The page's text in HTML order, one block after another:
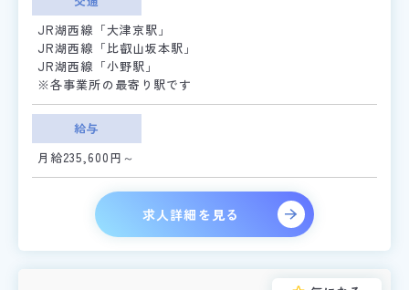
JR湖西線「大津京駅」
JR湖西線「比叡山坂本駅」
JR湖西線「小野駅」
※各事業所の最寄り駅です
給与
月給235,600円～
求人詳細を見る